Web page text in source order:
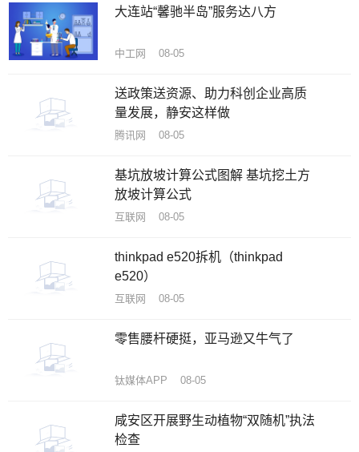
大连站“馨驰半岛”服务达八方
中工网 08-05
送政策送资源、助力科创企业高质
量发展，静安这样做
腾讯网 08-05
基坑放坡计算公式图解 基坑挖土方
放坡计算公式
互联网 08-05
thinkpad e520拆机（thinkpad
e520）
互联网 08-05
零售腰杆硬挺，亚马逊又牛气了
钛媒体APP 08-05
咸安区开展野生动植物“双随机”执法
检查